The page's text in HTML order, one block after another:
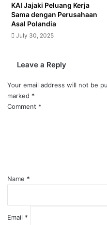
KAI Jajaki Peluang Kerja
Sama dengan Perusahaan
Asal Polandia
July 30, 2025
Leave a Reply
Your email address will not be
marked *
Comment *
Name *
Email *